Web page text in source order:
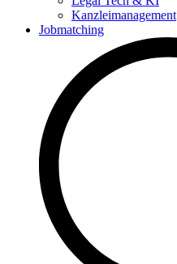
Kanzleimanagement
Jobmatching